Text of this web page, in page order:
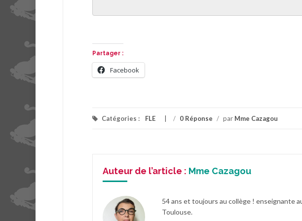
Partager :
Facebook
Catégories : FLE / 0 Réponse / par Mme Cazagou
Auteur de l’article : Mme Cazagou
54 ans et toujours au collège ! enseignante
Toulouse.